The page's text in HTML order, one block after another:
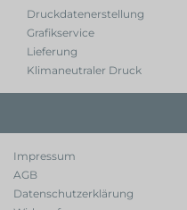
Druckdatenerstellung
Grafikservice
Lieferung
Klimaneutraler Druck
Impressum
AGB
Datenschutzerklärung